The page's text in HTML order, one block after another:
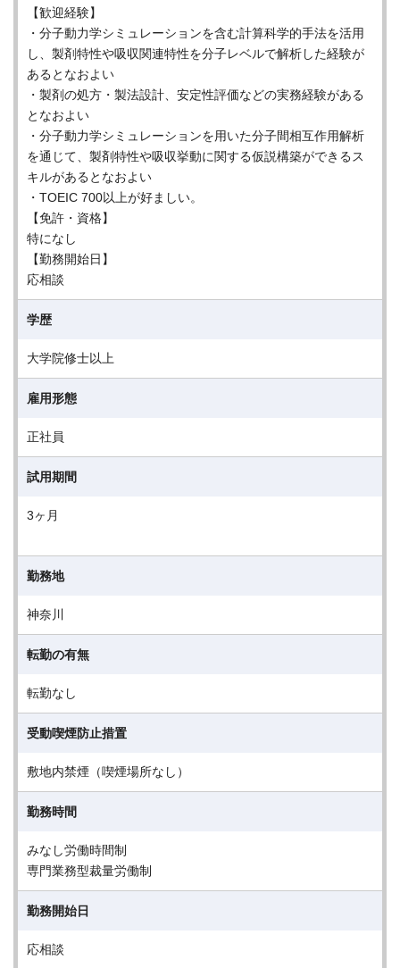
【歓迎経験】
・分子動力学シミュレーションを含む計算科学的手法を活用
し、製剤特性や吸収関連特性を分子レベルで解析した経験が
あるとなおよい
・製剤の処方・製法設計、安定性評価などの実務経験がある
となおよい
・分子動力学シミュレーションを用いた分子間相互作用解析
を通じて、製剤特性や吸収挙動に関する仮説構築ができるス
キルがあるとなおよい
・TOEIC 700以上が好ましい。
【免許・資格】
特になし
【勤務開始日】
応相談
学歴
大学院修士以上
雇用形態
正社員
試用期間
3ヶ月
勤務地
神奈川
転勤の有無
転勤なし
受動喫煙防止措置
敷地内禁煙（喫煙場所なし）
勤務時間
みなし労働時間制
専門業務型裁量労働制
勤務開始日
応相談